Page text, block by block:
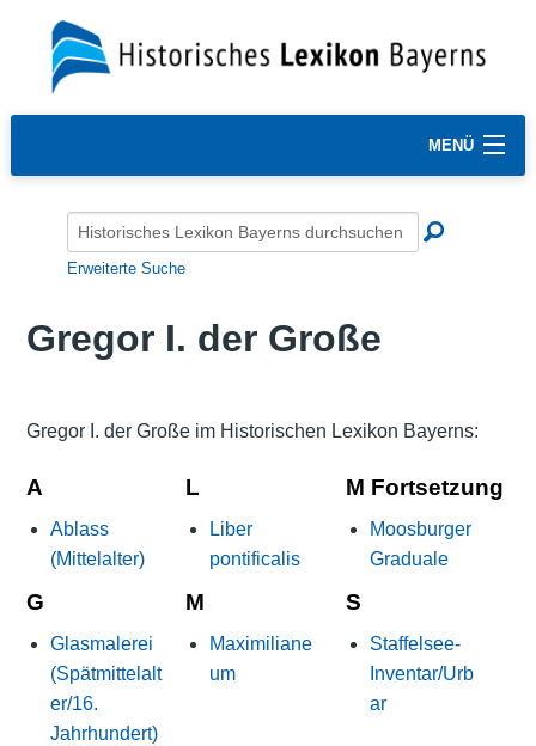
MENÜ
Erweiterte Suche
Gregor I. der Große
Gregor I. der Große im Historischen Lexikon Bayerns:
A
Ablass
(Mittelalter)
G
Glasmalerei
(Spätmittelalt
er/16.
Jahrhundert)
L
Liber
pontificalis
M
Maximiliane
um
M Fortsetzung
Moosburger
Graduale
S
Staffelsee-
Inventar/Urb
ar